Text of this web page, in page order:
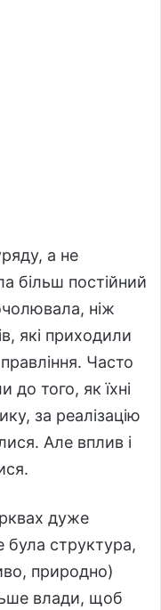
а не
більш постійний
ніж
які приходили
Часто
до того, як їхні
за реалізацію
Але вплив і
дуже
була структура,
природно)
влади, щоб